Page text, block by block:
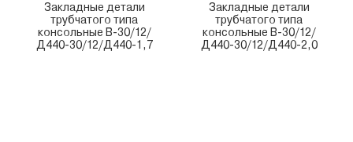
Закладные детали
трубчатого типа
консольные В-30/12/
Д440-30/12/Д440-1,7
Закладные детали
трубчатого типа
консольные В-30/12/
Д440-30/12/Д440-2,0